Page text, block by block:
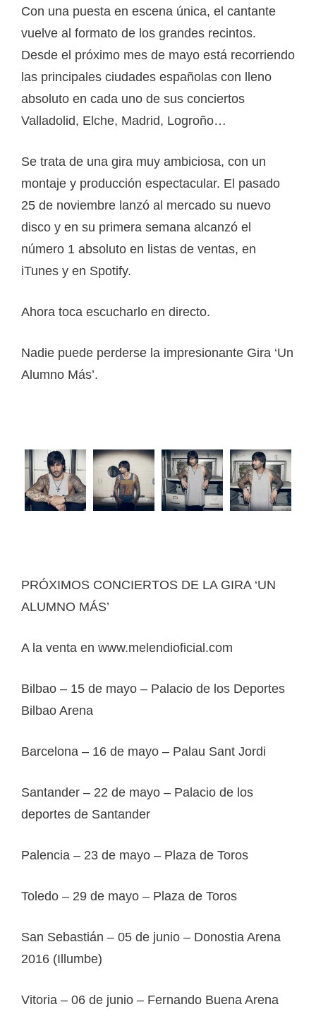
Con una puesta en escena única, el cantante
vuelve al formato de los grandes recintos.
Desde el próximo mes de mayo está recorriendo
las principales ciudades españolas con lleno
absoluto en cada uno de sus conciertos
Valladolid, Elche, Madrid, Logroño…
Se trata de una gira muy ambiciosa, con un
montaje y producción espectacular. El pasado
25 de noviembre lanzó al mercado su nuevo
disco y en su primera semana alcanzó el
número 1 absoluto en listas de ventas, en
iTunes y en Spotify.
Ahora toca escucharlo en directo.
Nadie puede perderse la impresionante Gira ‘Un
Alumno Más’.
PRÓXIMOS CONCIERTOS DE LA GIRA ‘UN
ALUMNO MÁS’
A la venta en www.melendioficial.com
Bilbao – 15 de mayo – Palacio de los Deportes
Bilbao Arena
Barcelona – 16 de mayo – Palau Sant Jordi
Santander – 22 de mayo – Palacio de los
deportes de Santander
Palencia – 23 de mayo – Plaza de Toros
Toledo – 29 de mayo – Plaza de Toros
San Sebastián – 05 de junio – Donostia Arena
2016 (Illumbe)
Vitoria – 06 de junio – Fernando Buena Arena